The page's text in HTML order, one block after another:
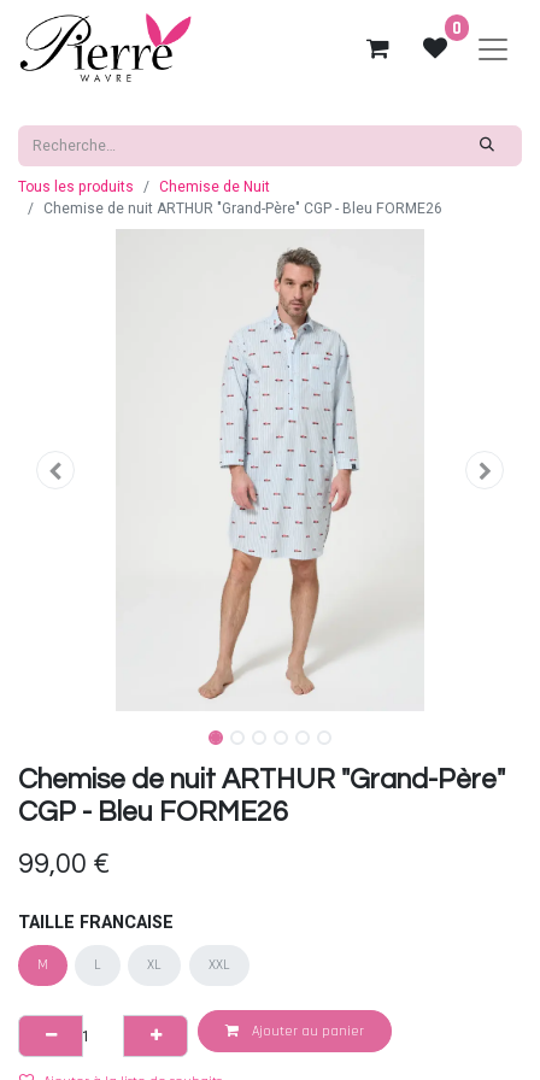
0
Tous les produits
Chemise de Nuit
Chemise de nuit ARTHUR "Grand-Père" CGP - Bleu FORME26
Chemise de nuit ARTHUR "Grand-Père"
CGP - Bleu FORME26
99,00 €
TAILLE FRANCAISE
M L XL XXL
Ajouter au panier